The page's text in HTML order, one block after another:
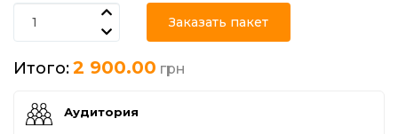
Заказать пакет
Итого:2 900.00 грн
Аудитория